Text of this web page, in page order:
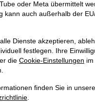
3,11
MONKEY-TRADER
33.3 %
wird selbst der
oder Meta übermittelt
kann auch außerhalb der
Dienste akzeptieren,
festlegen. Ihre
die Cookie-Einstellungen
finden Sie in
.